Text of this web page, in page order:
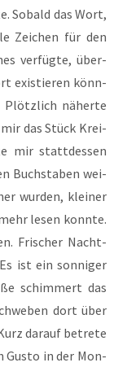
Sobald das Wort,
Zei­chen für den
ver­füg­te, über­
exis­tie­ren könn­
Plötz­lich näher­te
das Stück Krei­
mir statt­des­sen
Buch­sta­ben wei­
wur­den, klei­ner
lesen konn­te.
Fri­scher Nacht­
ist ein son­ni­ger
schim­mert das
dort über
dar­auf betre­te
Gus­to in der Mon­